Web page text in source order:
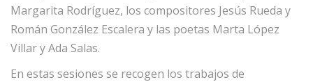
Margarita Rodríguez, los compositores Jesús Rueda y
Román González Escalera y las poetas Marta López
Villar y Ada Salas.
En estas sesiones se recogen los trabajos de